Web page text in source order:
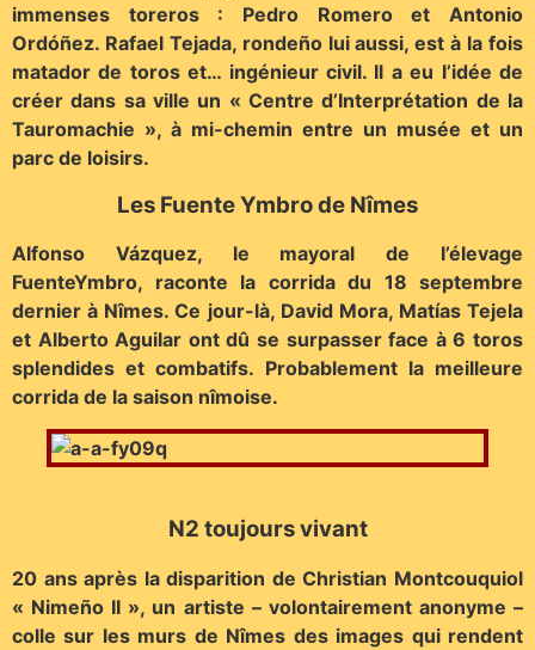
immenses toreros : Pedro Romero et Antonio
Ordóñez. Rafael Tejada, rondeño lui aussi, est à la fois
matador de toros et… ingénieur civil. Il a eu l’idée de
créer dans sa ville un « Centre d’Interprétation de la
Tauromachie », à mi-chemin entre un musée et un
parc de loisirs.
Les Fuente Ymbro de Nîmes
Alfonso Vázquez, le mayoral de l’élevage
FuenteYmbro, raconte la corrida du 18 septembre
dernier à Nîmes. Ce jour-là, David Mora, Matías Tejela
et Alberto Aguilar ont dû se surpasser face à 6 toros
splendides et combatifs. Probablement la meilleure
corrida de la saison nîmoise.
N2 toujours vivant
20 ans après la disparition de Christian Montcouquiol
« Nimeño II », un artiste – volontairement anonyme –
colle sur les murs de Nîmes des images qui rendent